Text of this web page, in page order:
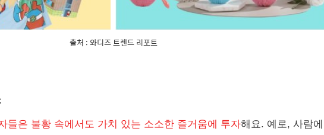
출처 : 와디즈 트렌드 리포트
들은 불황 속에서도 가치 있는 소소한 즐거움에 투자해요. 예로, 사람에